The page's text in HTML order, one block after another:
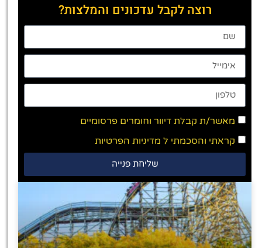
רוצה לקבל עדכונים והמלצות?
מאשר/ת קבלת דיוור וחומרים פרסומיים
קראתי והסכמתי ל מדיניות הפרטיות
שליחת פנייה